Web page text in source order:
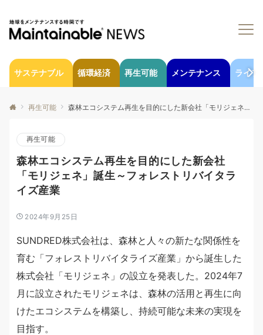
サステナブル 循環経済 再生可能 メンテナンス ライフ
再生可能 森林エコシステム再生を目的にした新会社「モリジェネ」誕生～フォレストリバイタライズ産業
再生可能
森林エコシステム再生を目的にした新会社
「モリジェネ」誕生～フォレストリバイタラ
イズ産業
2024年9月25日
SUNDRED株式会社は、森林と人々の新たな関係性を
育む「フォレストリバイタライズ産業」から誕生した
株式会社「モリジェネ」の設立を発表した。2024年7
月に設立されたモリジェネは、森林の活用と再生に向
けたエコシステムを構築し、持続可能な未来の実現を
目指す。